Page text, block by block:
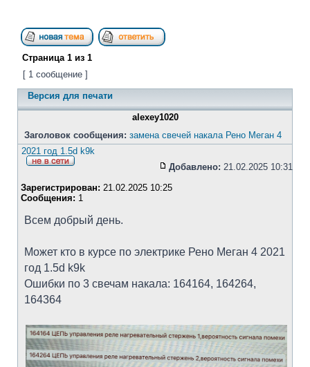
Страница 1 из 1
[ 1 сообщение ]
Версия для печати
alexey1020
Заголовок сообщения: замена свечей накала Рено Меган 4
2021 год 1.5d k9k
Добавлено: 21.02.2025 10:31
Зарегистрирован: 21.02.2025 10:25
Сообщения: 1
Всем добрый день.
Может кто в курсе по электрике Рено Меган 4 2021
год 1.5d k9k
Ошибки по 3 свечам накала: 164164, 164264,
164364